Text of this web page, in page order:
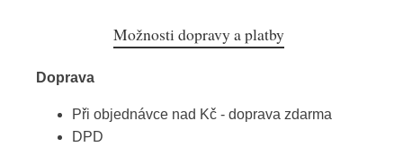
Možnosti dopravy a platby
Doprava
Při objednávce nad Kč - doprava zdarma
DPD